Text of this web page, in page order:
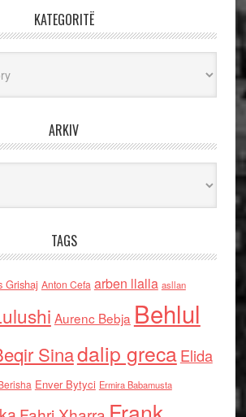
KATEGORITË
ARKIV
TAGS
Grishaj Anton Cefa arben llalla asllan
Aurenc Bebja Behlul
Sinadalip grecaElida
Enver Bytyci Ermira Babamusta